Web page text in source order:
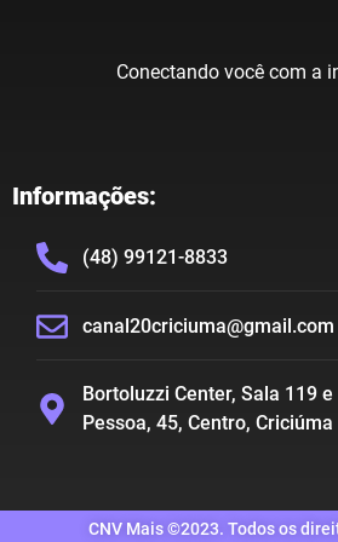
Conectando você com a
Informações:
(48) 99121-8833
canal20criciuma@gmail.com
Bortoluzzi Center, Sala 119
Pessoa, 45, Centro, Criciúma
CNV Mais ©2023. Todos os